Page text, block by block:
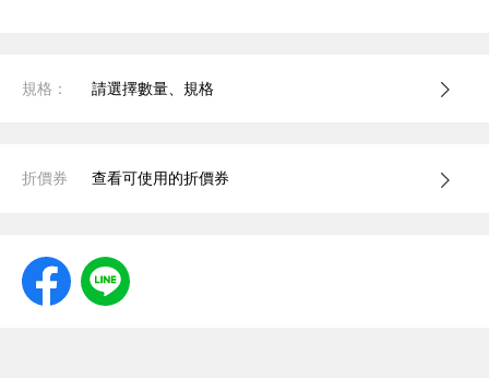
規格： 請選擇數量、規格
折價券 查看可使用的折價券